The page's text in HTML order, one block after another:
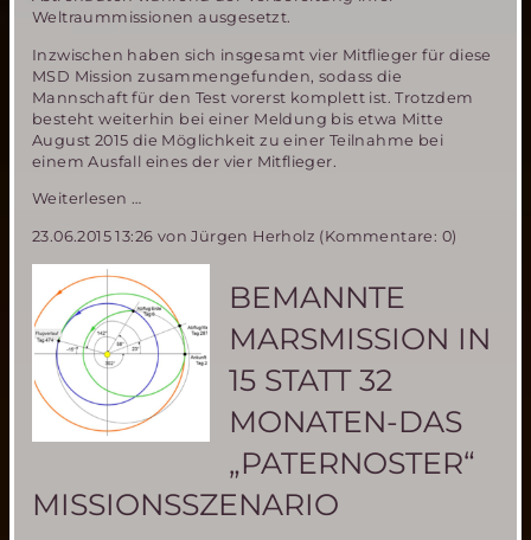
Weltraummissionen ausgesetzt.
Inzwischen haben sich insgesamt vier Mitflieger für diese
MSD Mission zusammengefunden, sodass die
Mannschaft für den Test vorerst komplett ist. Trotzdem
besteht weiterhin bei einer Meldung bis etwa Mitte
August 2015 die Möglichkeit zu einer Teilnahme bei
einem Ausfall eines der vier Mitflieger.
Weiterlesen …
Parabelflug
Team
komplett-
weiterhin
begrenzte
Mitflugmöglichkeit
23.06.2015 13:26 von Jürgen Herholz (Kommentare: 0)
BEMANNTE
MARSMISSION IN
15 STATT 32
MONATEN-DAS
„PATERNOSTER“
MISSIONSSZENARIO